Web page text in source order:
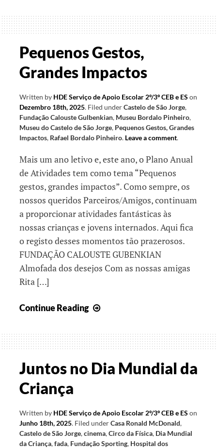
Dia
Mundial
Criança
Pequenos Gestos,
Grandes Impactos
Written by HDE Serviço de Apoio Escolar 2º/3º CEB e ES on
Dezembro 18th, 2025. Filed underCastelo de São Jorge,
Fundação Calouste Gulbenkian, Museu Bordalo Pinheiro,
Museu do Castelo de São Jorge, Pequenos Gestos, Grandes
Impactos, Rafael Bordalo Pinheiro. Leave a comment.
Mais um ano letivo e, este ano, o Plano Anual
de Atividades tem como tema “Pequenos
gestos, grandes impactos”. Como sempre, os
nossos queridos Parceiros/Amigos, continuam
a proporcionar atividades fantásticas às
nossas crianças e jovens internados. Aqui fica
o registo desses momentos tão prazerosos.
FUNDAÇÃO CALOUSTE GUBENKIAN
Almofada dos desejos Com as nossas amigas
Rita […]
Continue Reading
Grandes
Impactos
Juntos no Dia Mundial da
Criança
Written by HDE Serviço de Apoio Escolar 2º/3º CEB e ES on
Junho 18th, 2025. Filed underCasa Ronald McDonald,
Castelo de São Jorge,cinema,Circo da Física, Dia Mundial
da Criança,fada, Fundação Sporting, Hospital dos